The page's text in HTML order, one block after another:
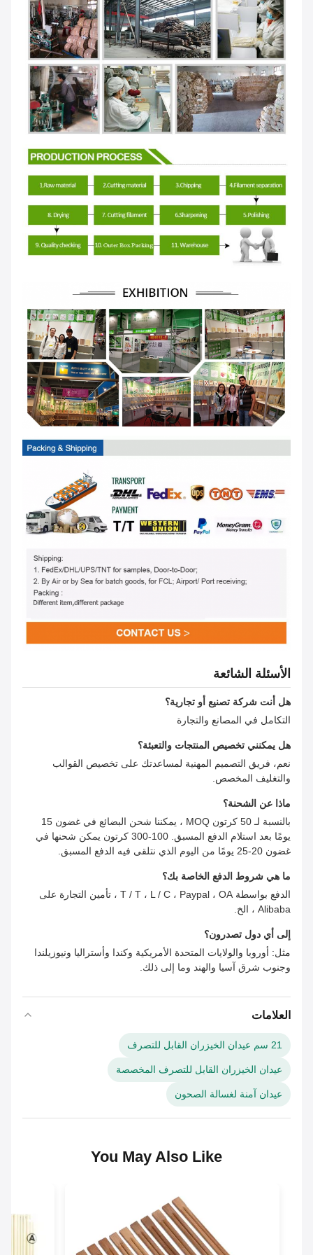
الأسئلة الشائعة
هل أنت شركة تصنيع أو تجارية؟
التكامل في المصانع والتجارة
هل يمكنني تخصيص المنتجات والتعبئة؟
نعم، فريق التصميم المهنية لمساعدتك على تخصيص القوالب
والتغليف المخصص.
ماذا عن الشحنة؟
بالنسبة لـ 50 كرتون MOQ ، يمكننا شحن البضائع في غضون 15
يومًا بعد استلام الدفع المسبق. 100-300 كرتون يمكن شحنها في
غضون 20-25 يومًا من اليوم الذي نتلقى فيه الدفع المسبق.
ما هي شروط الدفع الخاصة بك؟
الدفع بواسطة T / T ، L / C ، Paypal ، OA ، تأمين التجارة على
Alibaba ، الخ.
إلى أي دول تصدرون؟
مثل: أوروبا والولايات المتحدة الأمريكية وكندا وأستراليا ونيوزيلندا
وجنوب شرق آسيا والهند وما إلى ذلك.
العلامات
عيدان الخيزران القابل للتصرف المخصصة
عيدان آمنة لغسالة الصحون
You May Also Like